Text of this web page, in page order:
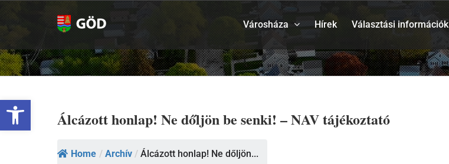
Eszköztár megnyitása
Városháza Hírek Választási információk
Álcázott honlap! Ne dőljön be senki! – NAV tájékoztató
Home / Archív / Álcázott honlap! Ne dőljön...